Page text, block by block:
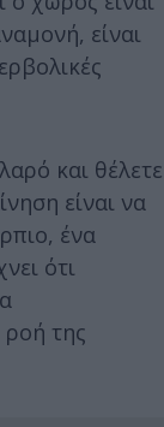
είναι
και θέλετε
είναι να
ένα
ότι
της